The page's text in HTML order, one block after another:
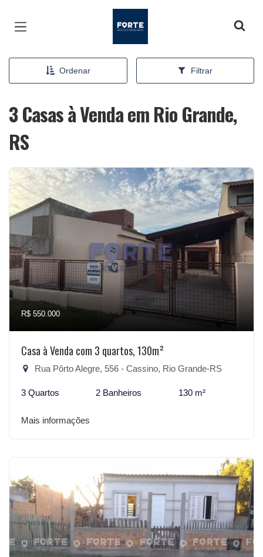
Ordenar Filtrar
3 Casas à Venda em Rio Grande,
RS
R$ 550.000
Casa à Venda com 3 quartos, 130m²
Rua Pôrto Alegre, 556 - Cassino, Rio Grande-RS
3 Quartos 2 Banheiros 130 m²
Mais informações